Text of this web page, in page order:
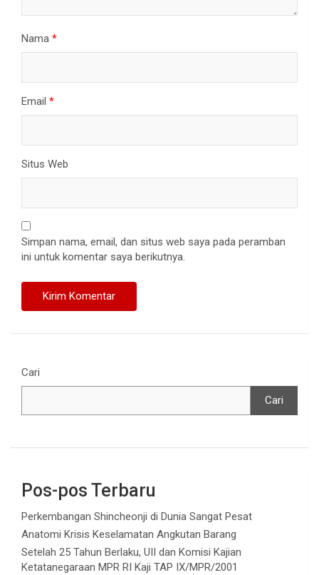
Nama *
Email *
Situs Web
Simpan nama, email, dan situs web saya pada peramban
ini untuk komentar saya berikutnya.
Cari
Cari
Pos-pos Terbaru
Perkembangan Shincheonji di Dunia Sangat Pesat
Anatomi Krisis Keselamatan Angkutan Barang
Setelah 25 Tahun Berlaku, UII dan Komisi Kajian
Ketatanegaraan MPR RI Kaji TAP IX/MPR/2001